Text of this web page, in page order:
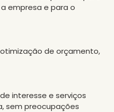
empresa e para o
de orçamento,
interesse e serviços
sem preocupações